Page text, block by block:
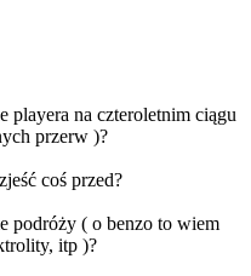
playera na czteroletnim ciągu
przerw )?
coś przed?
podróży ( o benzo to wiem
itp )?